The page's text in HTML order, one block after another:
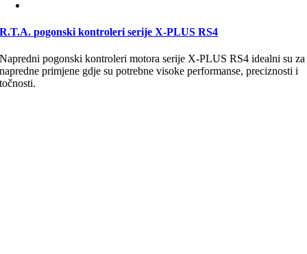
R.T.A. pogonski kontroleri serije X-PLUS RS4
Napredni pogonski kontroleri motora serije X-PLUS RS4 idealni su za
napredne primjene gdje su potrebne visoke performanse, preciznosti i
točnosti.